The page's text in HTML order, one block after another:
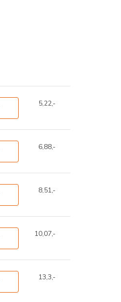
5,22,-
6,88,-
8,51,-
10,07,-
13,3,-